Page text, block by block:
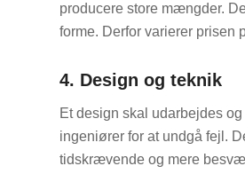
producere store mængder.
forme. Derfor varierer prisen
4. Design og teknik
Et design skal udarbejdes
ingeniører for at undgå fejl.
tidskrævende og mere